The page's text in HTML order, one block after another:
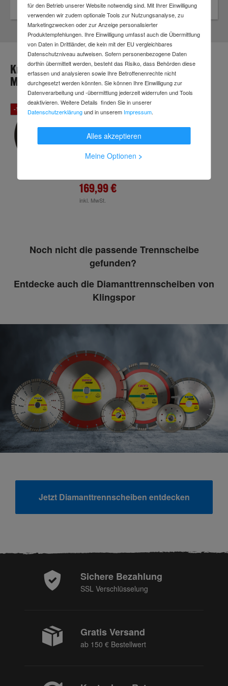
Kronenflex® Großtrennscheiben (>300 mm) für
Motorentrennschleifer
-15 %
Klingspor A 924 SX Großtrennscheiben,
Art.-Nr.c77743400(1 Variante verfügbar)
Lieferzeit: 1 Arbeitstag
200,16 €
169,99 €
inkl. MwSt.
Noch nicht die passende Trennscheibe
gefunden?
Entdecke auch die Diamanttrennscheiben von
Klingspor
Jetzt Diamanttrennscheiben entdecken
Sichere Bezahlung
SSL Verschlüsselung
Gratis Versand
ab 150 € Bestellwert
für den Betrieb unserer Website notwendig sind. Mit Ihrer Einwilligung
verwenden wir zudem optionale Tools zur Nutzungsanalyse, zu
Marketingzwecken oder zur Anzeige personalisierter
Produktempfehlungen. Ihre Einwilligung umfasst auch die Übermittlung
von Daten in Drittländer, die kein mit der EU vergleichbares
Datenschutzniveau aufweisen. Sofern personenbezogene Daten
dorthin übermittelt werden, besteht das Risiko, dass Behörden diese
erfassen und analysieren sowie Ihre Betroffenenrechte nicht
durchgesetzt werden könnten. Sie können Ihre Einwilligung zur
Datenverarbeitung und -übermittlung jederzeit widerrufen und Tools
deaktivieren. Weitere Details finden Sie in unserer
Datenschutzerklärungund in unserem Impressum.
Alles akzeptieren
Meine Optionen >